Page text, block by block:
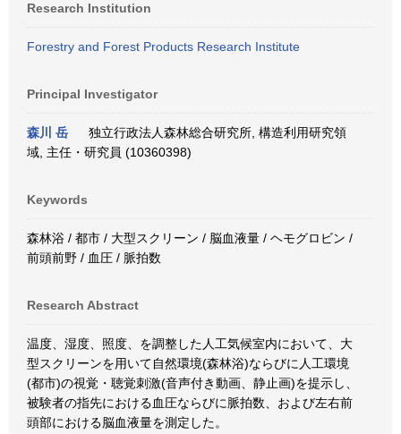
Research Institution
Forestry and Forest Products Research Institute
Principal Investigator
森川 岳
独立行政法人森林総合研究所, 構造利用研究領
域, 主任・研究員 (10360398)
Keywords
森林浴 / 都市 / 大型スクリーン / 脳血液量 / ヘモグロビン /
前頭前野 / 血圧 / 脈拍数
Research Abstract
温度、湿度、照度、を調整した人工気候室内において、大
型スクリーンを用いて自然環境(森林浴)ならびに人工環境
(都市)の視覚・聴覚刺激(音声付き動画、静止画)を提示し、
被験者の指先における血圧ならびに脈拍数、および左右前
頭部における脳血液量を測定した。